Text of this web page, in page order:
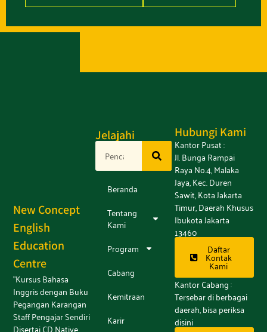
New Concept
English
Education
Centre
"Kursus Bahasa
Inggris dengan Buku
Pegangan Karangan
Staff Pengajar Sendiri
Disertai CD Native
Jelajahi
Beranda
Tentang
Kami
Program
Cabang
Kemitraan
Karir
Hubungi Kami
Kantor Pusat :
Jl. Bunga Rampai
Raya No.4, Malaka
Jaya, Kec. Duren
Sawit, Kota Jakarta
Timur, Daerah Khusus
Ibukota Jakarta
13460
Daftar
Kontak
Kami
Kantor Cabang :
Tersebar di berbagai
daerah, bisa periksa
disini